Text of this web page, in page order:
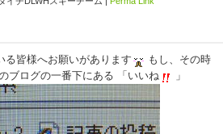
る皆様へお願いがあります
もし、その時
ブログの一番下にある 「いいね
」